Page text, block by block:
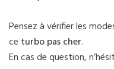
Pensez à vérifier les
ce turbo pas cher.
En cas de question,